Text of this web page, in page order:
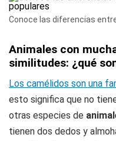
Conoce las diferencias
Animales con
similitudes: ¿qué
Los camélidos son una
esto significa que no
otras especies de
tienen dos dedos y